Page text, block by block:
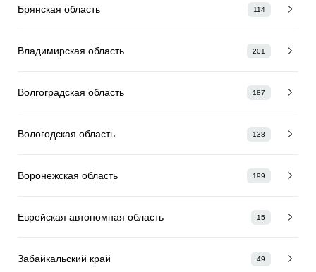
Брянская область 114
Владимирская область 201
Волгоградская область 187
Вологодская область 138
Воронежская область 199
Еврейская автономная область 15
Забайкальский край 49